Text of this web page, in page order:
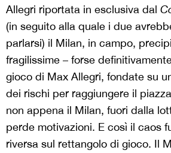
Allegri riportata in esclusiva dal
(in seguito alla quale i due
parlarsi) il Milan, in campo,
fragilissime – forse
gioco di Max Allegri, fondate su
dei rischi per raggiungere il
non appena il Milan, fuori dalla
perde motivazioni. E così il caos
riversa sul rettangolo di gioco. Il